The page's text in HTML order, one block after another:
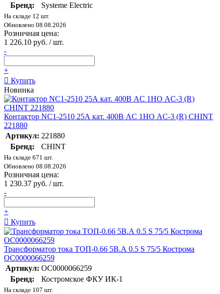
Бренд:
Systeme Electric
На складе 12 шт.
Обновлено 08.08.2026
Розничная цена:
1 226.10 руб. / шт.
-
+
Купить
Новинка
Контактор NC1-2510 25А кат. 400В AC 1НО AC-3 (R) CHINT
221880
Артикул: 221880
Бренд:
CHINT
На складе 671 шт.
Обновлено 08.08.2026
Розничная цена:
1 230.37 руб. / шт.
-
+
Купить
Трансформатор тока ТОП-0.66 5В.А 0.5 S 75/5 Кострома
ОС0000066259
Артикул: ОС0000066259
Бренд:
Костромское ФКУ ИК-1
На складе 107 шт.